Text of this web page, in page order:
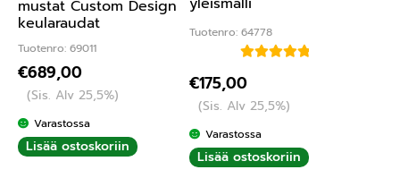
mustat Custom Design
keularaudat
Tuotenro: 69011
€689,00
(Sis. Alv 25,5%)
Varastossa
Lisää ostoskoriin
Tuotenro: 64778
5.00/ 5
€175,00
(Sis. Alv 25,5%)
Varastossa
Lisää ostoskoriin